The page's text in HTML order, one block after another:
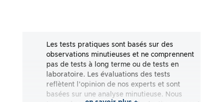
Les tests pratiques sont basés sur des
observations minutieuses et ne comprennent
pas de tests à long terme ou de tests en
laboratoire. Les évaluations des tests
reflètent l’opinion de nos experts et sont
basées sur une analyse minutieuse. Nous